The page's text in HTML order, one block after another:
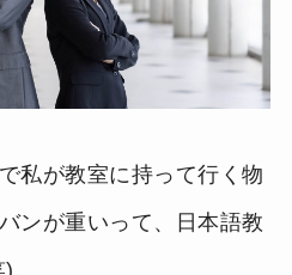
私が教室に持って行く物
ンが重いって、日本語教